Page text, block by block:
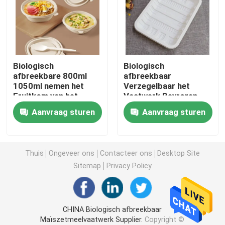
Maïszetmeelvaatwerk
beschikbare document koppen
Wiekchafing Brandstof
Gelchafing Brandstof
Document het Drinken Stro
Pvc klampt zich Omslag vast
Composteerbaar CPLA-Bestek
Biologisch
afbreekbare 800ml
1050ml nemen het
Fruitkom van het
Containersmaïszetmeel
met Deksel
Aanvraag sturen
Biologisch
afbreekbaar
Verzegelbaar het
Vaatwerk Bevroren
Voedsel Tray
Container 150mm van
het Vleesmaïszetmeel
Aanvraag sturen
Thuis Ongeveer ons Contacteer ons
Desktop Site
Sitemap
Privacy Policy
CHINA Biologisch afbreekbaar
Maïszetmeelvaatwerk Supplier. Copyright ©